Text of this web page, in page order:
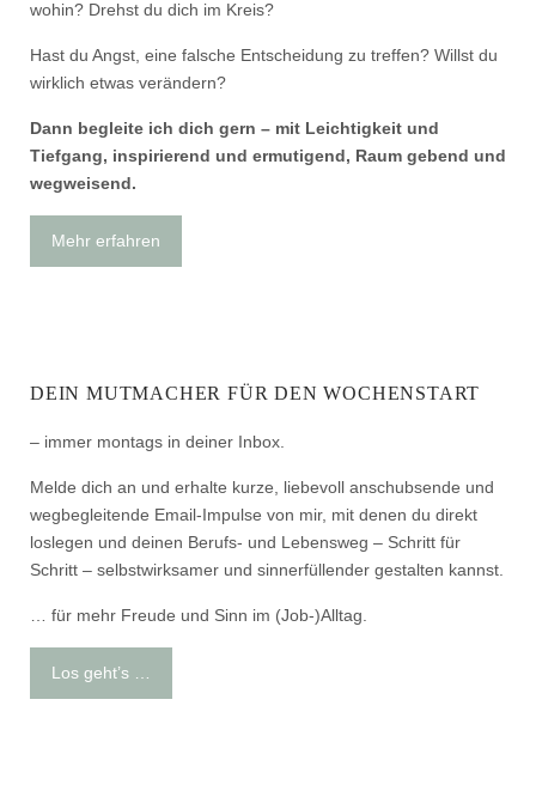
wohin? Drehst du dich im Kreis?
Hast du Angst, eine falsche Entscheidung zu treffen? Willst du
wirklich etwas verändern?
Dann begleite ich dich gern – mit Leichtigkeit und
Tiefgang, inspirierend und ermutigend, Raum gebend und
wegweisend.
Mehr erfahren
DEIN MUTMACHER FÜR DEN WOCHENSTART
– immer montags in deiner Inbox.
Melde dich an und erhalte kurze, liebevoll anschubsende und
wegbegleitende Email-Impulse von mir, mit denen du direkt
loslegen und deinen Berufs- und Lebensweg – Schritt für
Schritt – selbstwirksamer und sinnerfüllender gestalten kannst.
… für mehr Freude und Sinn im (Job-)Alltag.
Los geht’s …